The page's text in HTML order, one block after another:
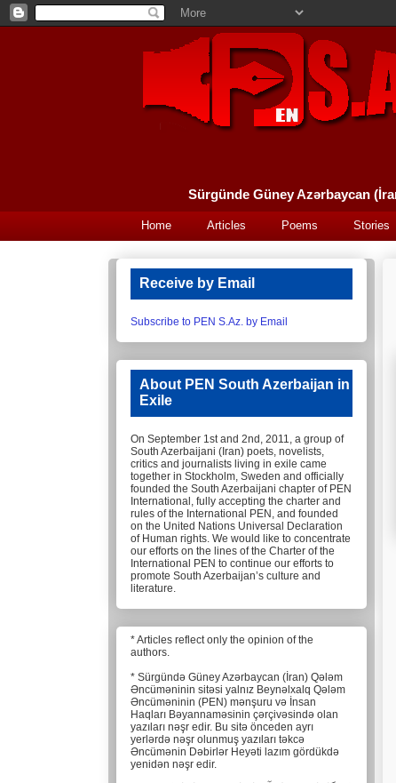
Home Articles Poems Stories
Receive by Email
Subscribe to PEN S.Az. by Email
About PEN South Azerbaijan in
Exile
On September 1st and 2nd, 2011, a group of
South Azerbaijani (Iran) poets, novelists,
critics and journalists living in exile came
together in Stockholm, Sweden and officially
founded the South Azerbaijani chapter of PEN
International, fully accepting the charter and
rules of the International PEN, and founded
on the United Nations Universal Declaration
of Human rights. We would like to concentrate
our efforts on the lines of the Charter of the
International PEN to continue our efforts to
promote South Azerbaijan’s culture and
literature.
* Articles reflect only the opinion of the
authors.
* Sürgündə Güney Azərbaycan (İran) Qələm
Əncüməninin sitəsi yalnız Beynəlxalq Qələm
Əncüməninin (PEN) mənşuru və İnsan
Haqları Bəyannaməsinin çərçivəsində olan
yazıları nəşr edir. Bu sitə önceden ayrı
yerlərdə nəşr olunmuş yazıları təkcə
Əncümənin Dəbirlər Heyəti lazım gördükdə
yenidən nəşr edir.